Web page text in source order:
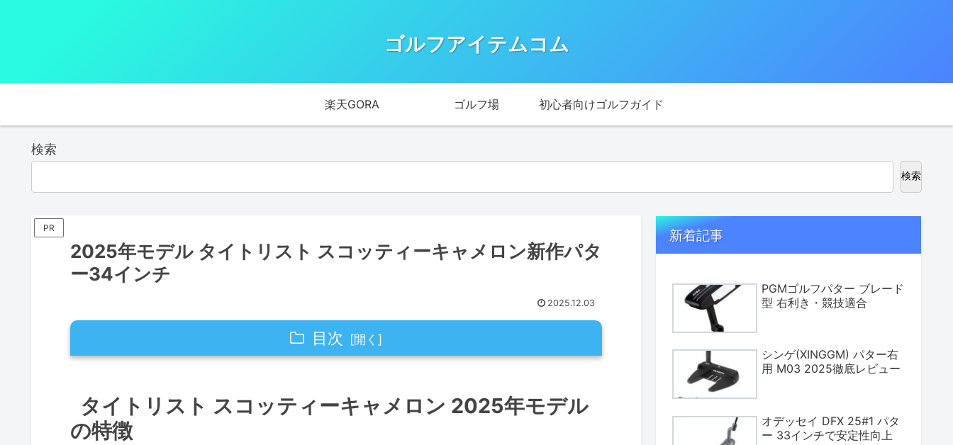
ゴルフアイテムコム
楽天GORA ゴルフ場 初心者向けゴルフガイド
検索
検索
PR
2025年モデル タイトリスト スコッティーキャメロン新作パタ
ー34インチ
2025.12.03
目次
洗練されたデザインと素材のこだわり
機能面でのメリットと活用シーン
タイトリスト スコッティーキャメロン 2025年モデル
の特徴
新着記事
PGMゴルフパター ブレード
型 右利き・競技適合
シンゲ(XINGGM) パター右
用 M03 2025徹底レビュー
オデッセイ DFX 25#1 パタ
ー 33インチで安定性向上